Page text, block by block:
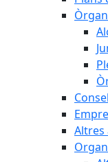
Altres